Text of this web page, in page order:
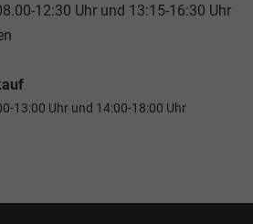
12:30 Uhr und 13:15-16:30 Uhr
13:00 Uhr und 14:00-18:00 Uhr